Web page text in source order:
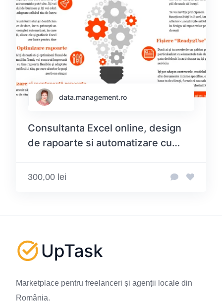
data.management.ro
Consultanta Excel online, design
de rapoarte si automatizare cu
pentru orice nivel.
300,00 lei
Marketplace pentru freelanceri și agenții locale din
România.